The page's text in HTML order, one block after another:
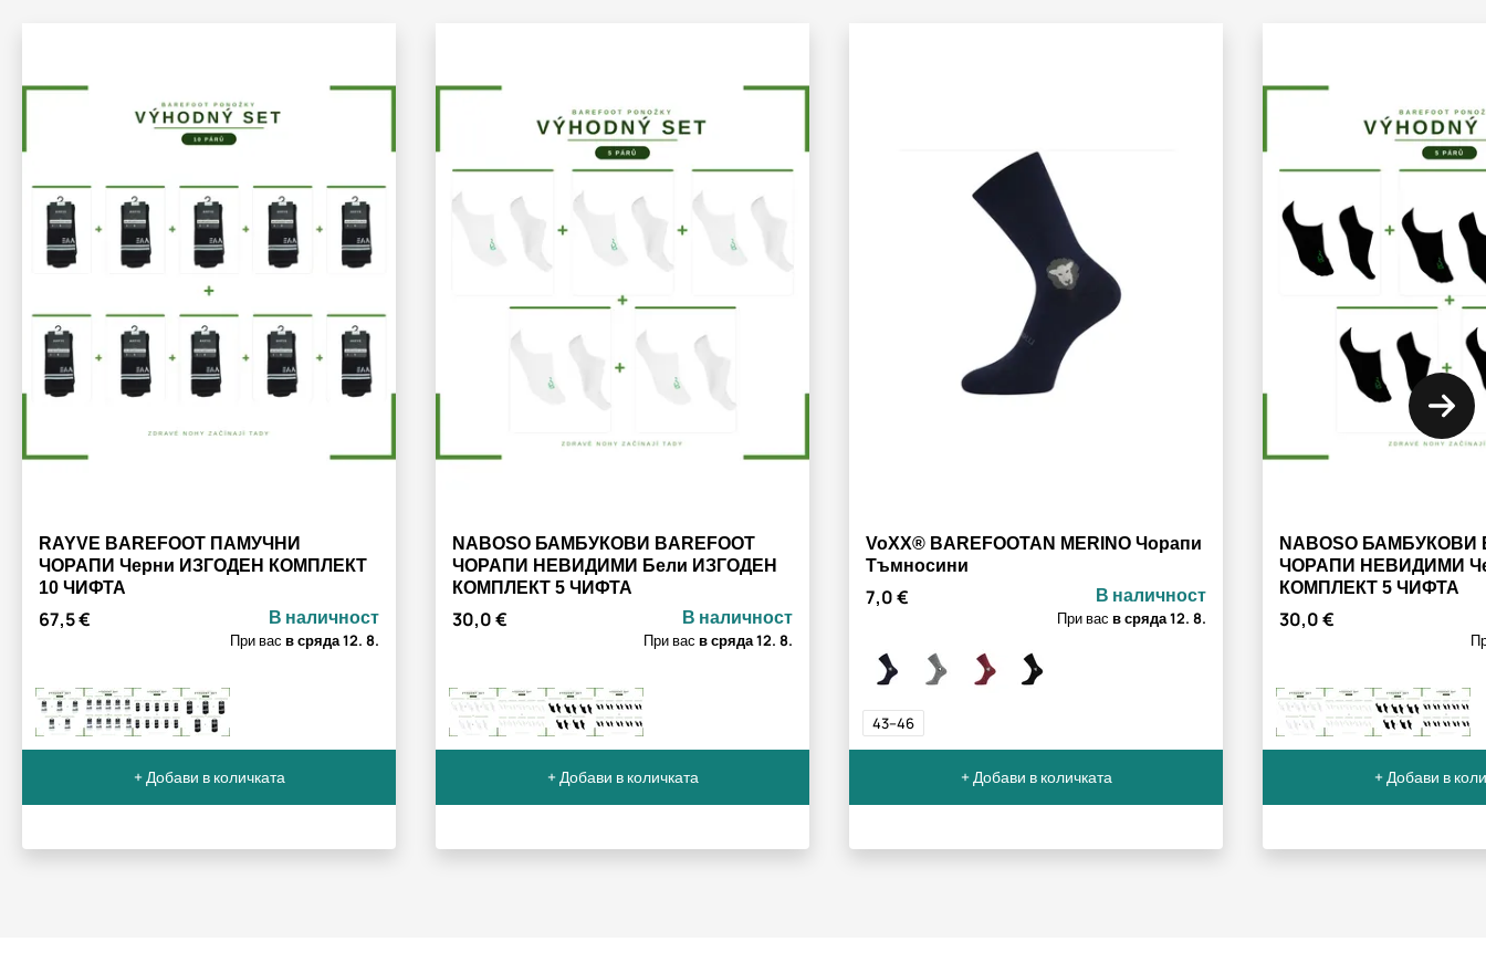
RAYVE BAREFOOT ПАМУЧНИ
ЧОРАПИ Черни ИЗГОДЕН КОМПЛЕКТ
10 ЧИФТА
67,5 € В наличност
При вас в сряда12. 8.
+ Добави в количката
NABOSO БАМБУКОВИ BAREFOOT
ЧОРАПИ НЕВИДИМИ Бели ИЗГОДЕН
КОМПЛЕКТ 5 ЧИФТА
30,0 € В наличност
При вас в сряда12. 8.
+ Добави в количката
VoXX® BAREFOOTAN MERINO Чорапи
Тъмносини
7,0 € В наличност
При вас в сряда12. 8.
43–46
+ Добави в количката
NABOSO БАМБУКОВИ
ЧОРАПИ НЕВИДИМИ
КОМПЛЕКТ 5 ЧИФТА
30,0 €
+ Добави в